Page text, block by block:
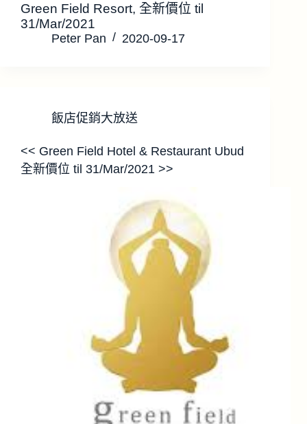
Green Field Resort, 全新價位 til
31/Mar/2021
Peter Pan 2020-09-17
飯店促銷大放送
<< Green Field Hotel & Restaurant Ubud
全新價位 til 31/Mar/2021 >>